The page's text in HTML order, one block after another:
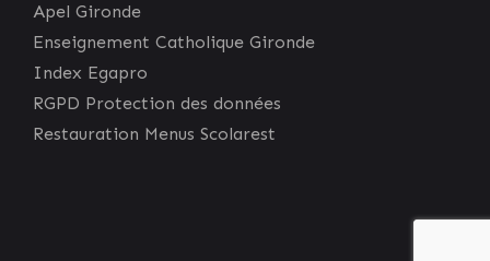
Apel Gironde
Enseignement Catholique Gironde
Index Egapro
RGPD Protection des données
Restauration Menus Scolarest